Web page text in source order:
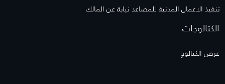
تنفيذ الاعمال المدنية للمصاعد نيابة عن المالك
الكتالوجات
عرض الكتالوج